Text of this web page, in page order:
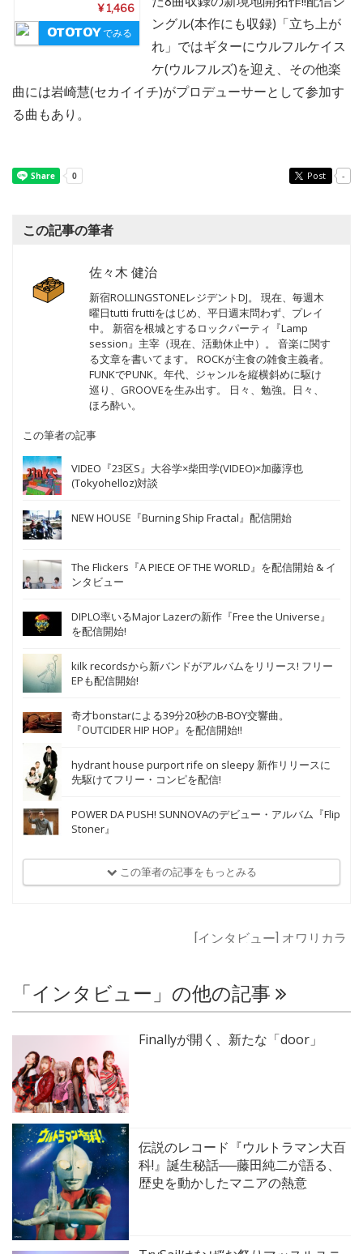
¥ 1,466
でみる
ングル(本作にも収録)「立ち上が
れ」ではギターにウルフルケイス
ケ(ウルフルズ)を迎え、その他楽
曲には岩崎慧(セカイイチ)がプロデューサーとして参加す
る曲もあり。
Post -
この記事の筆者
佐々木 健治
新宿ROLLINGSTONEレジデントDJ。 現在、毎週木
曜日tutti fruttiをはじめ、平日週末問わず、プレイ
中。 新宿を根城とするロックパーティ『Lamp
session』主宰（現在、活動休止中）。 音楽に関す
る文章を書いてます。 ROCKが主食の雑食主義者。
FUNKでPUNK。年代、ジャンルを縦横斜めに駆け
巡り、GROOVEを生み出す。 日々、勉強。日々、
ほろ酔い。
この筆者の記事
VIDEO『23区S』大谷学×柴田学(VIDEO)×加藤淳也
(Tokyohelloz)対談
NEW HOUSE『Burning Ship Fractal』配信開始
The Flickers『A PIECE OF THE WORLD』を配信開始 & イ
ンタビュー
DIPLO率いるMajor Lazerの新作『Free the Universe』
を配信開始!
kilk recordsから新バンドがアルバムをリリース! フリー
EPも配信開始!
奇才bonstarによる39分20秒のB-BOY交響曲。
『OUTCIDER HIP HOP』を配信開始!!
hydrant house purport rife on sleepy 新作リリースに
先駆けてフリー・コンピを配信!
POWER DA PUSH! SUNNOVAのデビュー・アルバム『Flip
Stoner』
この筆者の記事をもっとみる
[インタビュー] オワリカラ
「インタビュー」の他の記事
Finallyが開く、新たな「door」
伝説のレコード『ウルトラマン大百
科!』誕生秘話──藤田純二が語る、
歴史を動かしたマニアの熱意